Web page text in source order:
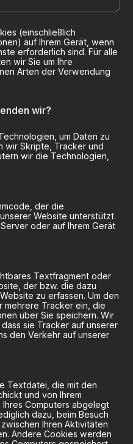
(einschließlich
auf Ihrem Gerät, wenn
erforderlich sind. Für alle
wir Sie um Ihre
Arten der Verwendung
wir?
um Daten zu
wir Skripte, Tracker und
wir die Technologien,
der die
Website unterstützt.
oder auf Ihrem Gerät
Textfragment oder
der bzw. die dazu
zu erfassen. Um den
mehrere Tracker ein, die
über Sie speichern. Wir
sie Tracker auf unserer
den Verkehr auf unserer
Textdatei, die mit den
und von Ihrem
Computers abgelegt
dazu, beim Besuch
Ihren Aktivitäten
Andere Cookies werden